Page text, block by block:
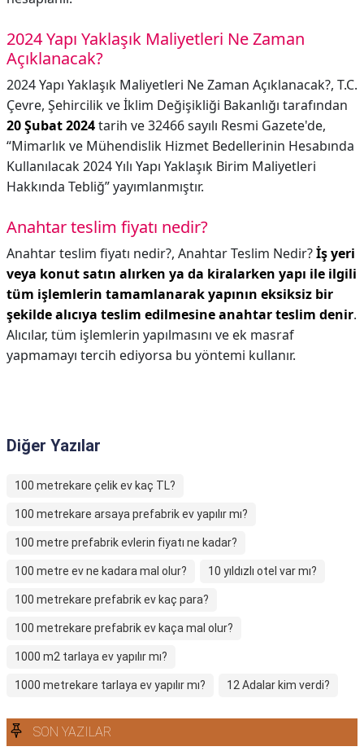
2024 Yapı Yaklaşık Maliyetleri Ne Zaman
Açıklanacak?
2024 Yapı Yaklaşık Maliyetleri Ne Zaman Açıklanacak?, T.C.
Çevre, Şehircilik ve İklim Değişikliği Bakanlığı tarafından
20 Şubat 2024tarih ve 32466 sayılı Resmi Gazete'de,
“Mimarlık ve Mühendislik Hizmet Bedellerinin Hesabında
Kullanılacak 2024 Yılı Yapı Yaklaşık Birim Maliyetleri
Hakkında Tebliğ” yayımlanmıştır.
Anahtar teslim fiyatı nedir?
Anahtar teslim fiyatı nedir?, Anahtar Teslim Nedir?İş yeri
veya konut satın alırken ya da kiralarken yapı ile ilgili
tüm işlemlerin tamamlanarak yapının eksiksiz bir
şekilde alıcıya teslim edilmesine anahtar teslim denir.
Alıcılar, tüm işlemlerin yapılmasını ve ek masraf
yapmamayı tercih ediyorsa bu yöntemi kullanır.
Diğer Yazılar
100 metrekare çelik ev kaç TL?
100 metrekare arsaya prefabrik ev yapılır mı?
100 metre prefabrik evlerin fiyatı ne kadar?
100 metre ev ne kadara mal olur? 10 yıldızlı otel var mı?
100 metrekare prefabrik ev kaç para?
100 metrekare prefabrik ev kaça mal olur?
1000 m2 tarlaya ev yapılır mı?
1000 metrekare tarlaya ev yapılır mı? 12 Adalar kim verdi?
SON YAZILAR